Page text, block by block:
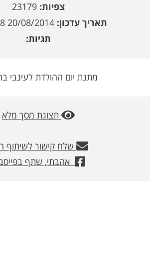
חדש!
הדפס
מבצעים
צפיות:
תאריך עדכון: 20/08/2014 14:19:58
תגיות:
מתנת יום ההולדת לעינבי בת
תצוגת מסך מלא
שלח קישור לשיתוף
אהבתי, שתף